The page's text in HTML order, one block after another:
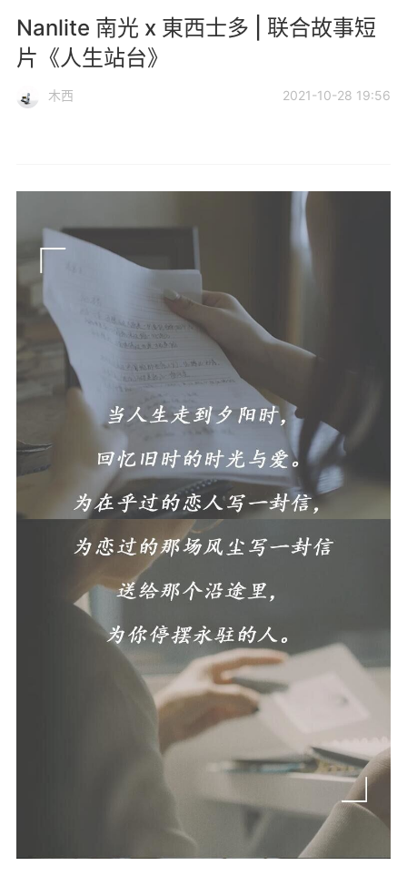
Nanlite 南光 x 東西士多 | 联合故事短
片《人生站台》
木西 2021-10-28 19:56